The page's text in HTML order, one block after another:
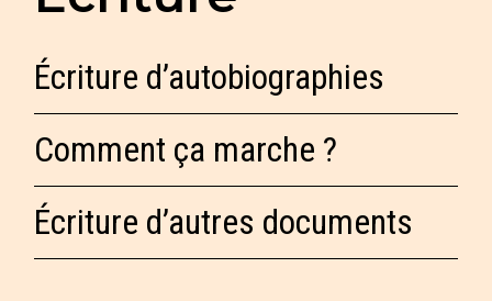
Écriture d’autobiographies
Comment ça marche ?
Écriture d’autres documents